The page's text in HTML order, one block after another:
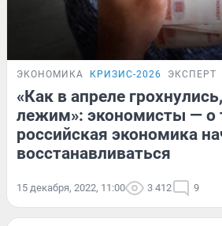
ЭКОНОМИКА КРИЗИС-2026 ЭКСПЕРТ
«Как в апреле
лежим»: экономисты — о
российская экономика
восстанавливаться
15 декабря, 2022, 11:00 3 412 9